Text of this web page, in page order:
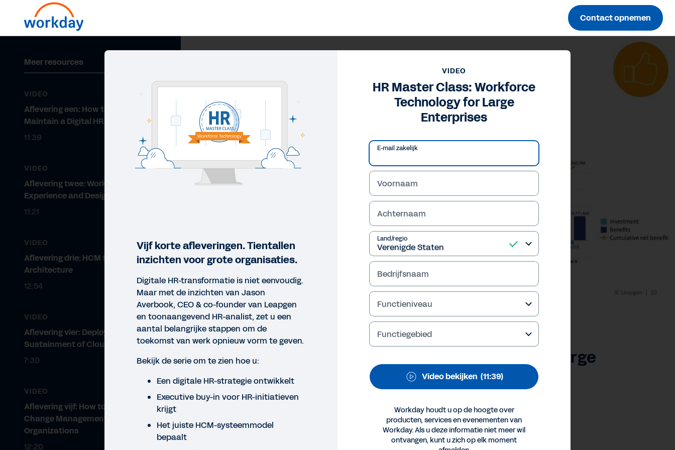
Contact opnemen
VIDEO
HR Master Class: Workforce Technology for Large
Enterprises
Belangrijkste conclusies bekijken
Juridisch Cookie Preferences
©2026Workday, Inc.
Meer resources
VIDEO
Aflevering een: How to Build and
Maintain a Digital HR Strategy
11:39
VIDEO
Aflevering twee: Workforce
Experience and Design Thinking
11:21
VIDEO
Aflevering drie: HCM System
Architecture
12:54
VIDEO
Aflevering vier: Deployment and
Sustainment of Cloud Solutions
7:30
VIDEO
Aflevering vijf: How to Implement
Change Management for Large
Organizations
12:20
VIDEO
HR Master Class: Workforce
Technology for Large
Enterprises
E-mail zakelijk
Voornaam
Achternaam
Land/regio
Bedrijfsnaam
Functieniveau
Functiegebied
Video bekijken (11:39)
Workday houdt u op de hoogte over
producten, services en evenementen van
Workday. Als u deze informatie niet meer wil
ontvangen, kunt u zich op elk moment
Vijf korte afleveringen. Tientallen
inzichten voor grote organisaties.
Digitale HR-transformatie is niet eenvoudig.
Maar met de inzichten van Jason
Averbook, CEO & co-founder van Leapgen
en toonaangevend HR-analist, zet u een
aantal belangrijke stappen om de
toekomst van werk opnieuw vorm te geven.
Bekijk de serie om te zien hoe u:
Een digitale HR-strategie ontwikkelt
Executive buy-in voor HR-initiatieven
krijgt
Het juiste HCM-systeemmodel
bepaalt